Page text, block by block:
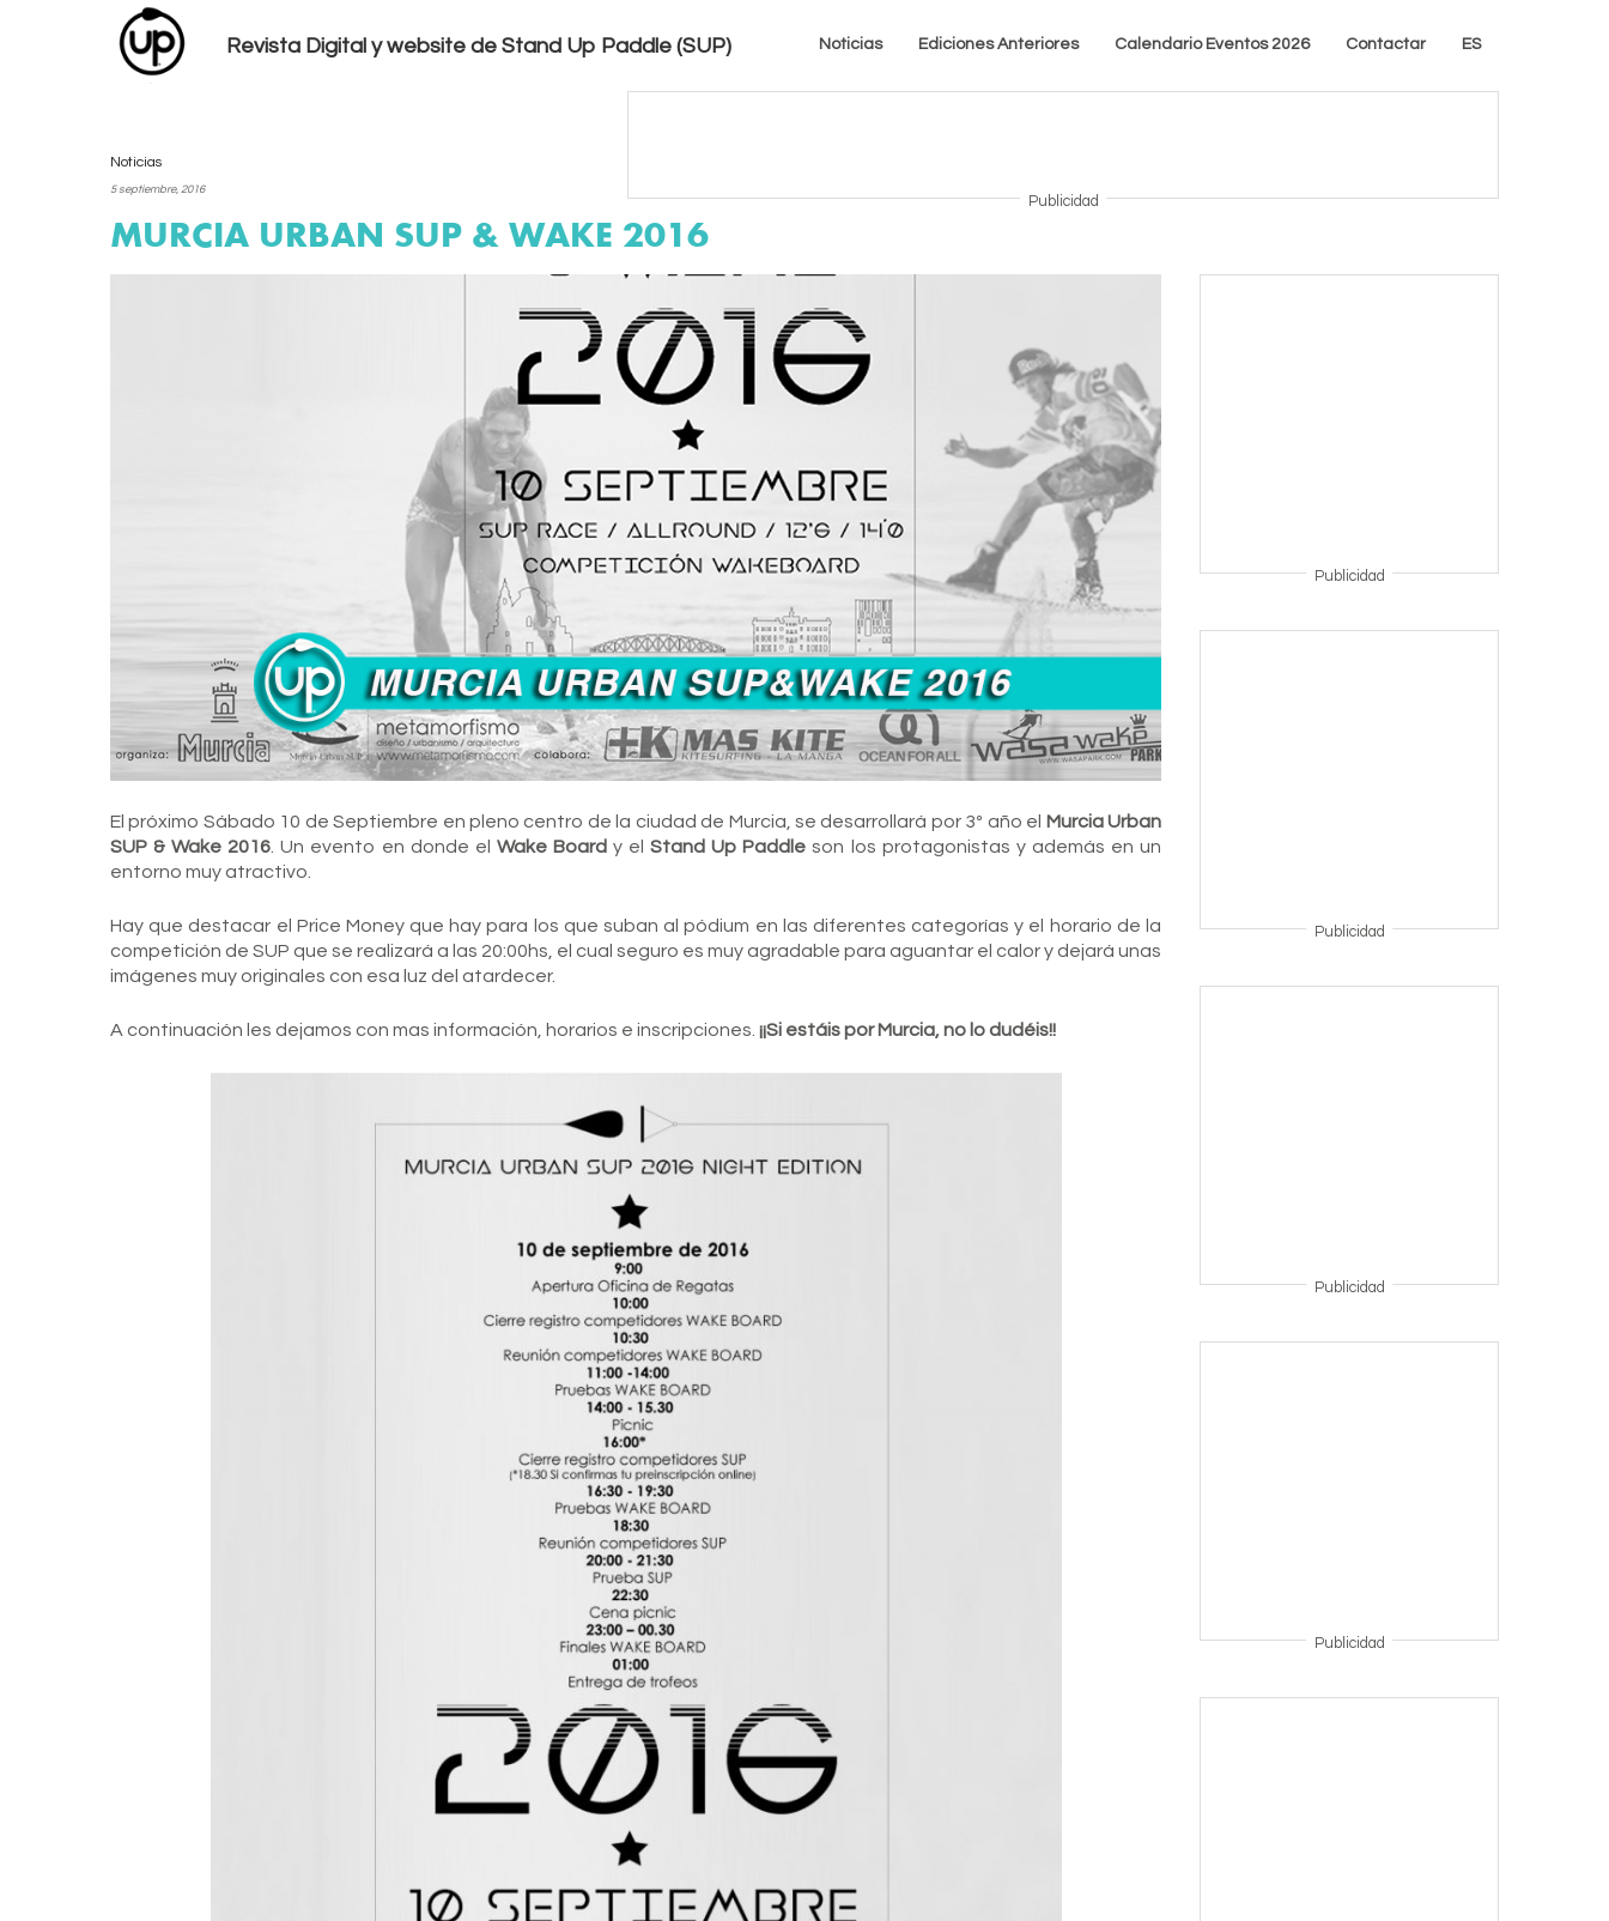
Revista Digital y website de Stand Up Paddle (SUP) Noticias Ediciones Anteriores Calendario Eventos 2026 Contactar ES
Publicidad
Noticias
5 septiembre, 2016
MURCIA URBAN SUP & WAKE 2016
El próximo Sábado 10 de Septiembre en pleno centro de la ciudad de Murcia, se desarrollará por 3º año el Murcia Urban
SUP & Wake 2016. Un evento en donde el Wake Board y elStand Up Paddle son los protagonistas y además en un
entorno muy atractivo.
Hay que destacar el Price Money que hay para los que suban al pódium en las diferentes categorías y el horario de la
competición de SUP que se realizará a las 20:00hs, el cual seguro es muy agradable para aguantar el calor y dejará unas
imágenes muy originales con esa luz del atardecer.
A continuación les dejamos con mas información, horarios e inscripciones. ¡¡Si estáis por Murcia, no lo dudéis!!
Publicidad
Publicidad
Publicidad
Publicidad